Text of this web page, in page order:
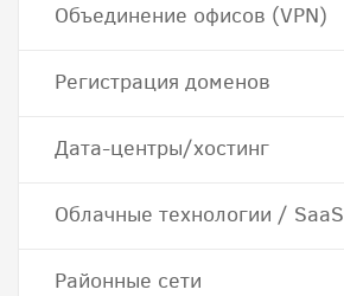
Объединение офисов (VPN)
Регистрация доменов
Дата-центры/хостинг
Облачные технологии / SaaS
Районные сети